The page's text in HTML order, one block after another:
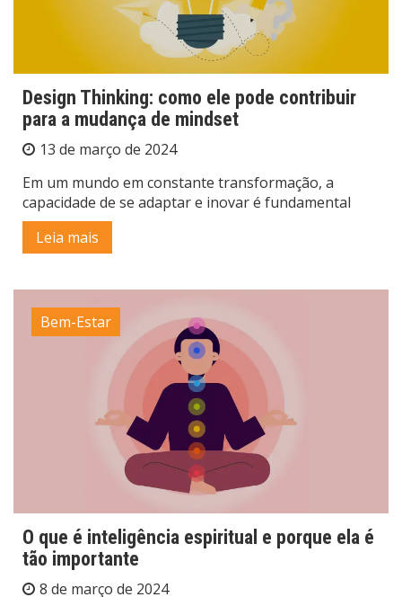
Design Thinking: como ele pode contribuir
para a mudança de mindset
13 de março de 2024
Em um mundo em constante transformação, a
capacidade de se adaptar e inovar é fundamental
Leia mais
Bem-Estar
O que é inteligência espiritual e porque ela é
tão importante
8 de março de 2024